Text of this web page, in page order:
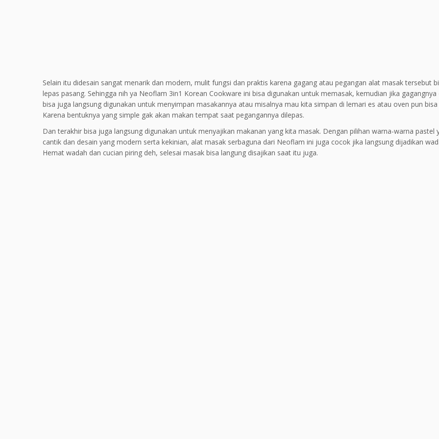
Selain itu didesain sangat menarik dan modern, mulit fungsi dan praktis karena gagang atau pegangan alat masak tersebut
lepas pasang. Sehingga nih ya Neoflam 3in1 Korean Cookware ini bisa digunakan untuk memasak, kemudian jika gagangnya
bisa juga langsung digunakan untuk menyimpan masakannya atau misalnya mau kita simpan di lemari es atau oven pun
Karena bentuknya yang simple gak akan makan tempat saat pegangannya dilepas.
Dan terakhir bisa juga langsung digunakan untuk menyajikan makanan yang kita masak. Dengan pilihan warna-warna pastel
cantik dan desain yang modern serta kekinian, alat masak serbaguna dari Neoflam ini juga cocok jika langsung dijadikan
Hemat wadah dan cucian piring deh, selesai masak bisa langung disajikan saat itu juga.